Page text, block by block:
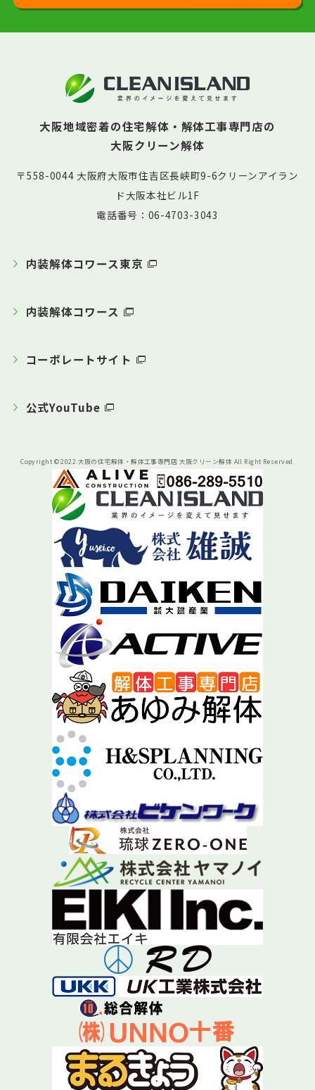
大阪地域密着の住宅解体・解体工事専門店の
大阪クリーン解体
〒558-0044 大阪府大阪市住吉区長峡町9-6クリーンアイラン
ド大阪本社ビル1F
電話番号：06-4703-3043
内装解体コワース東京
内装解体コワース
コーポレートサイト
公式YouTube
Copyright © 2022 大阪の住宅解体・解体工事専門店 大阪クリーン解体 All Right Reserved.